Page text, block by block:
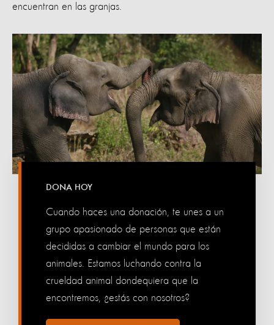
encuentran en las granjas.
DONA HOY
Cuando haces una donación, te unes a un
grupo apasionado de personas que están
decididas a cambiar el mundo para los
animales. Estamos luchando contra la
crueldad animal dondequiera que la
encontremos, ¿estás con nosotros?